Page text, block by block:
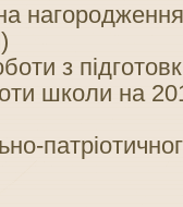
з
школи на